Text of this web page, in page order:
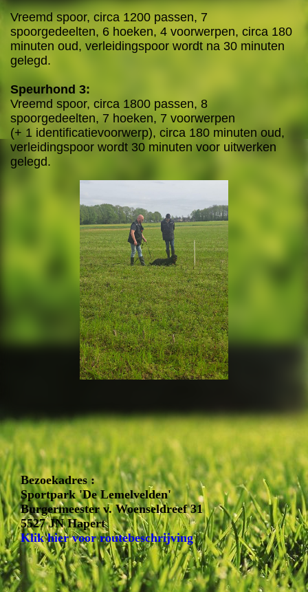
Vreemd spoor, circa 1200 passen, 7
spoorgedeelten, 6 hoeken, 4 voorwerpen, circa 180
minuten oud, verleidingspoor wordt na 30 minuten
gelegd.
Speurhond 3:
Vreemd spoor, circa 1800 passen, 8
spoorgedeelten, 7 hoeken, 7 voorwerpen
(+ 1 identificatievoorwerp), circa 180 minuten oud,
verleidingspoor wordt 30 minuten voor uitwerken
gelegd.
Bezoekadres :
Sportpark 'De Lemelvelden'
Burgermeester v. Woenseldreef 31
5527 JN Hapert
Klik hier voor routebeschrijving